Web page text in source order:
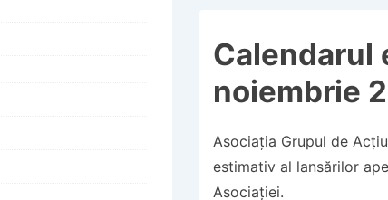
Calendarul
noiembrie
Asociația Grupul de
estimativ al lansărilor
Asociației.